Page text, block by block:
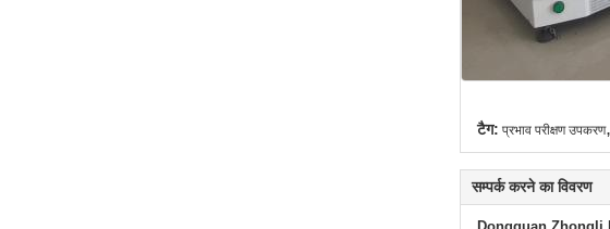
टैग: प्रभाव परीक्षण उपकरण,
सम्पर्क करने का विवरण